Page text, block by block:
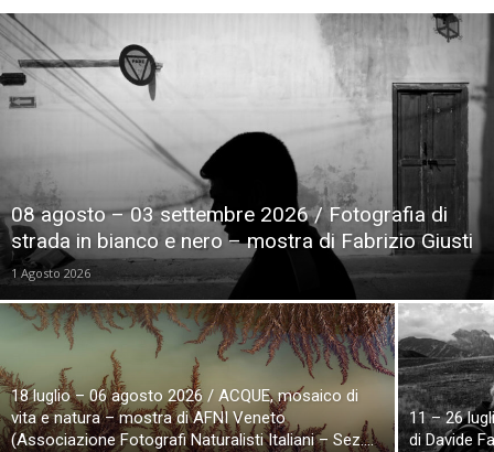
08 agosto – 03 settembre 2026 / Fotografia di
strada in bianco e nero – mostra di Fabrizio Giusti
1 Agosto 2026
18 luglio – 06 agosto 2026 / ACQUE, mosaico di
vita e natura – mostra di AFNI Veneto
(Associazione Fotografi Naturalisti Italiani – Sez....
11 – 26
di Davide